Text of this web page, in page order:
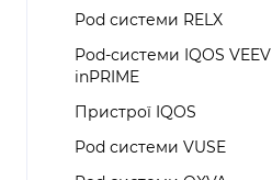
Pod системи RELX
Pod-системи IQOS VEEV
inPRIME
Пристрої IQOS
Pod системи VUSE